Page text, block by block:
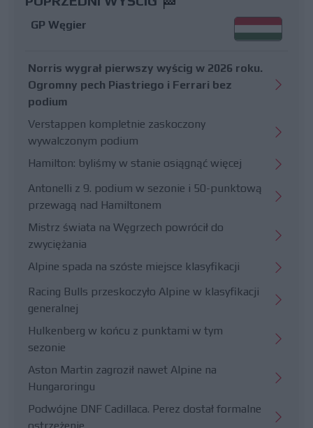
GP Węgier
Norris wygrał pierwszy wyścig w 2026 roku.
Ogromny pech Piastriego i Ferrari bez
podium
Verstappen kompletnie zaskoczony
wywalczonym podium
Hamilton: byliśmy w stanie osiągnąć więcej
Antonelli z 9. podium w sezonie i 50-punktową
przewagą nad Hamiltonem
Mistrz świata na Węgrzech powrócił do
zwyciężania
Alpine spada na szóste miejsce klasyfikacji
Racing Bulls przeskoczyło Alpine w klasyfikacji
generalnej
Hulkenberg w końcu z punktami w tym
sezonie
Aston Martin zagroził nawet Alpine na
Hungaroringu
Podwójne DNF Cadillaca. Perez dostał formalne
ostrzeżenie